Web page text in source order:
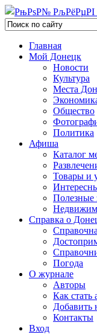
Главная
Мой Донецк
Новости
Культура
Места
Общество
Политика
Афиша
Каталог
Товары и
Полезные
Справка о
Погода
О журнале
Авторы
Как стать
Добавить
Контакты
Вход